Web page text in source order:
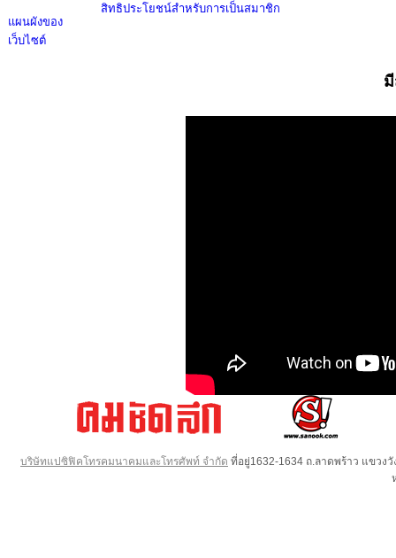
แผนผังของ
เว็บไซต์
สิทธิประโยชน์สำหรับการเป็นสมาชิก
บริษัทแปซิฟิคโทรคมนาคมและโทรศัพท์ จำกัด ที่อยู่1632-1634 ถ.ลาดพร้าว แขวง